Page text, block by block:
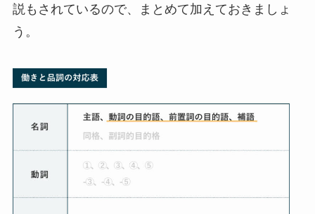
説もされているので、まとめて加えておきましょ
う。